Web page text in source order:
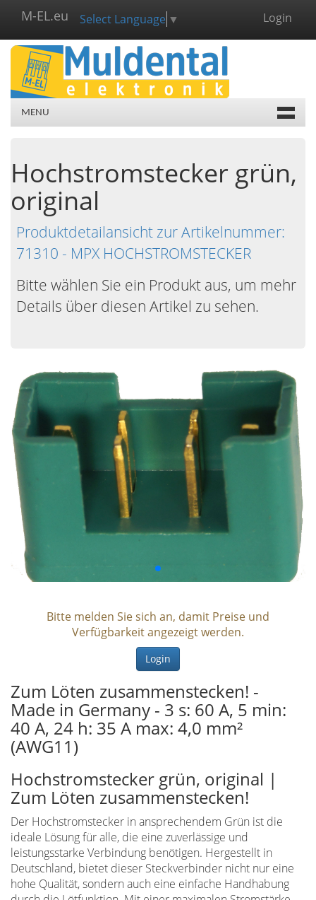
M-EL.eu Select Language ▼ Login
MENU
Hochstromstecker grün,
original
Produktdetailansicht zur Artikelnummer:
71310 - MPX HOCHSTROMSTECKER
Bitte wählen Sie ein Produkt aus, um mehr
Details über diesen Artikel zu sehen.
Bitte melden Sie sich an, damit Preise und
Verfügbarkeit angezeigt werden.
Login
Zum Löten zusammenstecken! -
Made in Germany - 3 s: 60 A, 5 min:
40 A, 24 h: 35 A max: 4,0 mm²
(AWG11)
Hochstromstecker grün, original |
Zum Löten zusammenstecken!
Der Hochstromstecker in ansprechendem Grün ist die
ideale Lösung für alle, die eine zuverlässige und
leistungsstarke Verbindung benötigen. Hergestellt in
Deutschland, bietet dieser Steckverbinder nicht nur eine
hohe Qualität, sondern auch eine einfache Handhabung